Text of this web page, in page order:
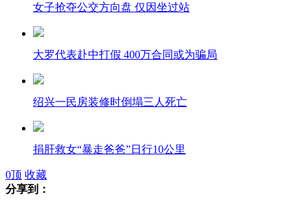
女子抢夺公交方向盘 仅因坐过站
大罗代表赴中打假 400万合同或为骗局
绍兴一民房装修时倒塌三人死亡
捐肝救女“暴走爸爸”日行10公里
韩剩女流行"租老公" 每小时2万韩元
0顶 收藏
分享到：